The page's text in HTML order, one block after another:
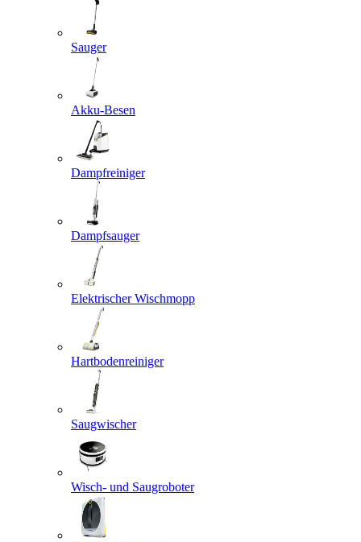
Sauger
Akku-Besen
Dampfreiniger
Dampfsauger
Elektrischer Wischmopp
Hartbodenreiniger
Saugwischer
Wisch- und Saugroboter